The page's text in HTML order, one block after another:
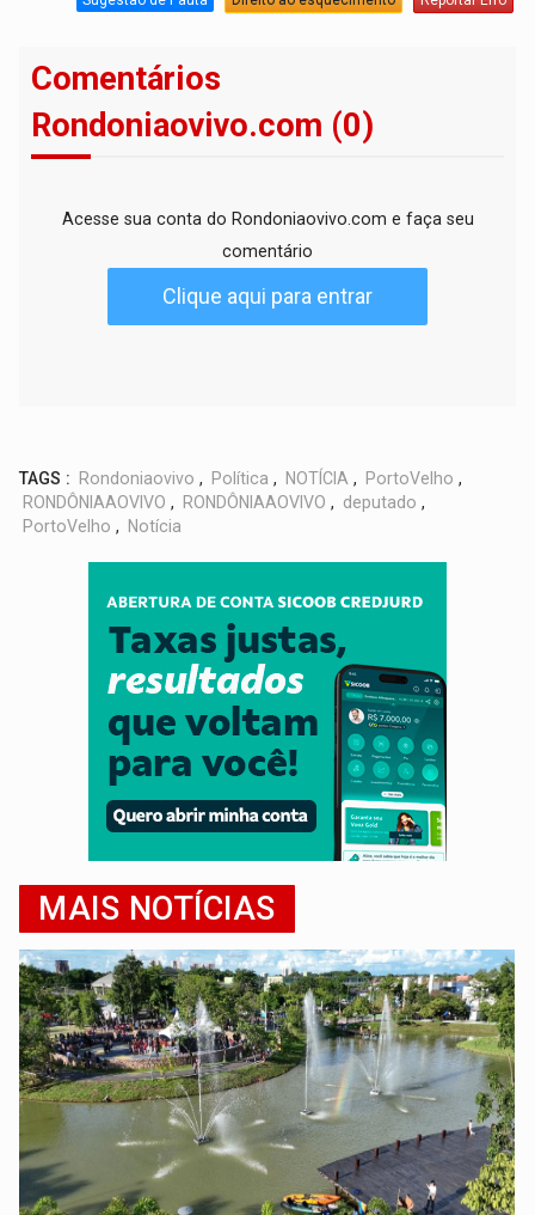
Comentários
Rondoniaovivo.com (0)
Acesse sua conta do Rondoniaovivo.com e faça seu
comentário
Clique aqui para entrar
TAGS : Rondoniaovivo , Política , NOTÍCIA , PortoVelho ,
RONDÔNIAAOVIVO , RONDÔNIAAOVIVO , deputado ,
PortoVelho , Notícia
MAIS NOTÍCIAS